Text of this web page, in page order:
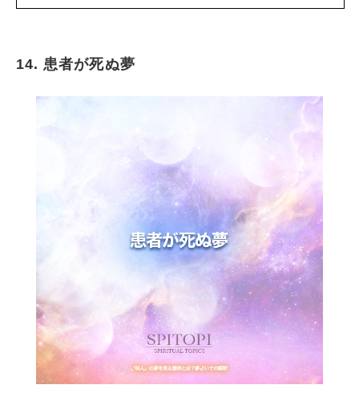
病院にたくさんの患者がいる夢
薬を処方される夢
レントゲン写真を撮られる夢
注射をされる夢
診察結果が軽症だった夢
診察結果が重症だった夢
救急車で運ばれる夢
心臓マッサージを受ける夢
人工呼吸を受ける夢
14. 患者が死ぬ夢